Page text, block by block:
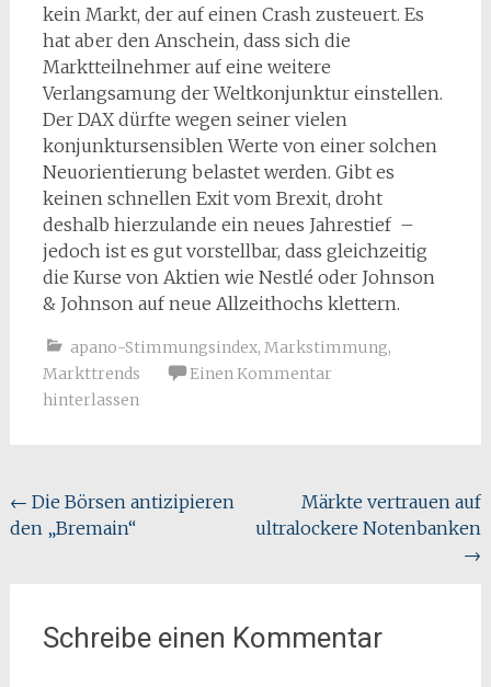
kein Markt, der auf einen Crash zusteuert. Es
hat aber den Anschein, dass sich die
Marktteilnehmer auf eine weitere
Verlangsamung der Weltkonjunktur einstellen.
Der DAX dürfte wegen seiner vielen
konjunktursensiblen Werte von einer solchen
Neuorientierung belastet werden. Gibt es
keinen schnellen Exit vom Brexit, droht
deshalb hierzulande ein neues Jahrestief –
jedoch ist es gut vorstellbar, dass gleichzeitig
die Kurse von Aktien wie Nestlé oder Johnson
& Johnson auf neue Allzeithochs klettern.
apano-Stimmungsindex, Markstimmung,
Markttrends
Einen Kommentar
hinterlassen
Beitragsnavigation
← Die Börsen antizipieren
den „Bremain“
Märkte vertrauen auf
ultralockere Notenbanken
→
Schreibe einen Kommentar